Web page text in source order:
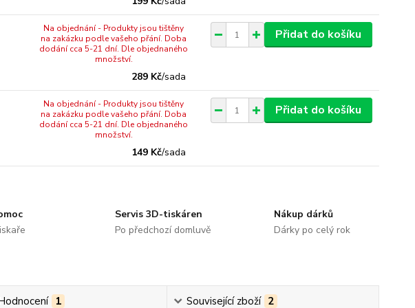
289 Kč/sada
Na objednání - Produkty jsou tištěny
na zakázku podle vašeho přání. Doba
dodání cca 5-21 dní. Dle objednaného
množství.
Přidat do košíku
149 Kč/sada
Na objednání - Produkty jsou tištěny
na zakázku podle vašeho přání. Doba
dodání cca 5-21 dní. Dle objednaného
množství.
Přidat do košíku
Servis 3D-tiskáren
Po předchozí domluvě
Nákup dárků
Dárky po celý rok
1 Související zboží 2